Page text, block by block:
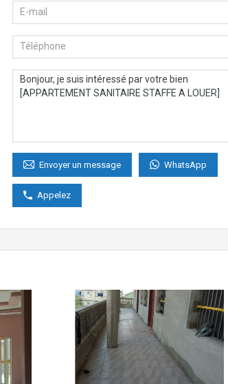
Envoyer un message WhatsApp
Appelez